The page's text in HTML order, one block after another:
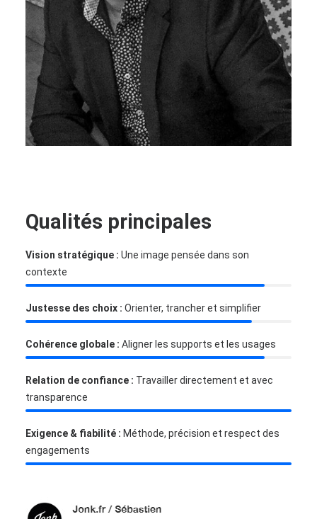
Qualités principales
Vision stratégique : Une image pensée dans son
contexte
Justesse des choix : Orienter, trancher et simplifier
Cohérence globale : Aligner les supports et les usages
Relation de confiance : Travailler directement et avec
transparence
Exigence & fiabilité : Méthode, précision et respect des
engagements